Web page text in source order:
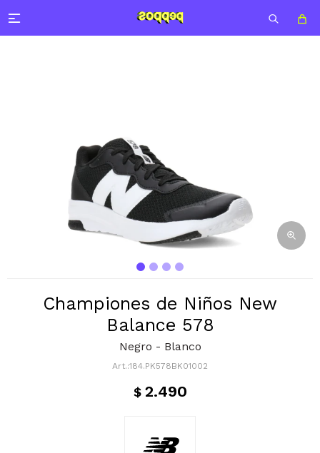

Championes de Niños New
Balance 578
Negro - Blanco
184.PK578BK01002
$ 2.490